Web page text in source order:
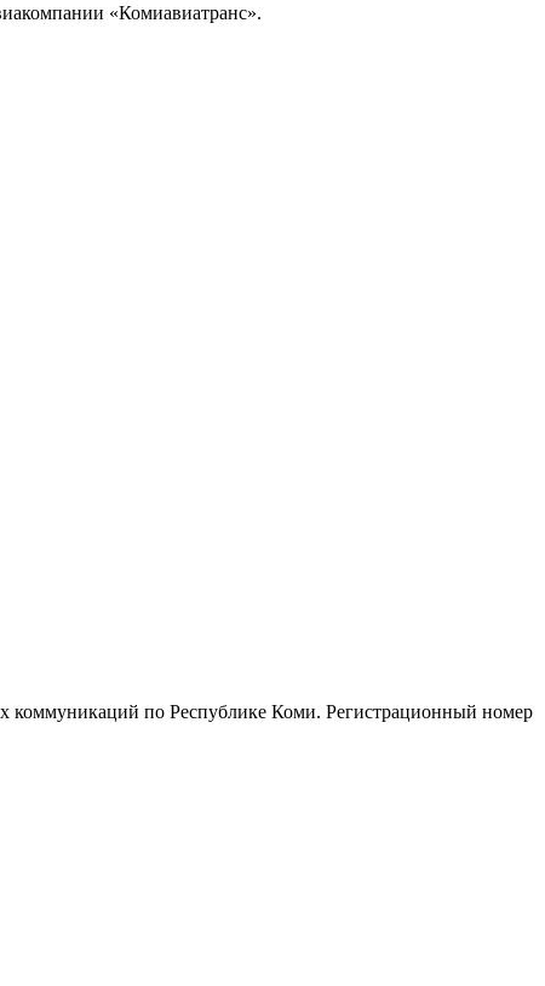
«Комиавиатранс».
коммуникаций по Республике Коми. Регистрационный номер